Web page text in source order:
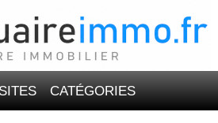
CATÉGORIES